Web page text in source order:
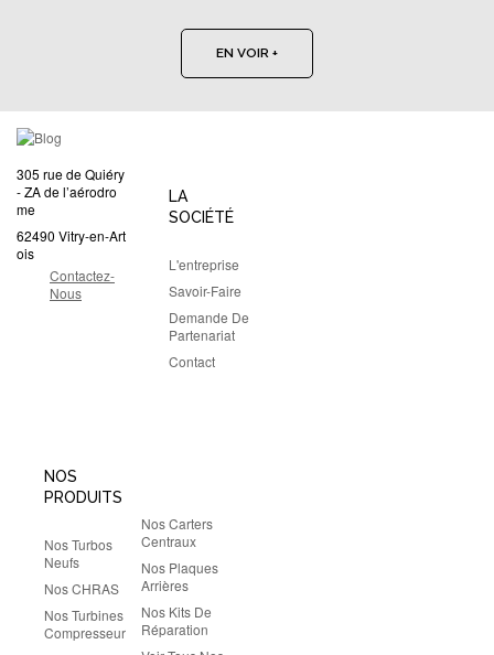
EN VOIR +
305 rue de Quiéry
- ZA de l’aérodro
me
62490 Vitry-en-Art
ois
Contactez-
Nous
LA
SOCIÉTÉ
L'entreprise
Savoir-Faire
Demande De
Partenariat
Contact
NOS
PRODUITS
Nos Turbos
Neufs
Nos CHRAS
Nos Turbines
Compresseur
Nos Carters
Centraux
Nos Plaques
Arrières
Nos Kits De
Réparation